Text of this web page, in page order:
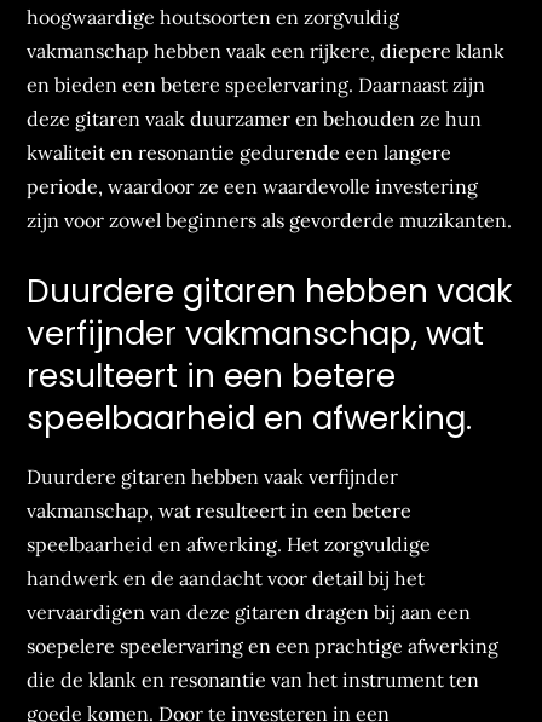
hoogwaardige houtsoorten en zorgvuldig
vakmanschap hebben vaak een rijkere, diepere klank
en bieden een betere speelervaring. Daarnaast zijn
deze gitaren vaak duurzamer en behouden ze hun
kwaliteit en resonantie gedurende een langere
periode, waardoor ze een waardevolle investering
zijn voor zowel beginners als gevorderde muzikanten.
Duurdere gitaren hebben vaak
verfijnder vakmanschap, wat
resulteert in een betere
speelbaarheid en afwerking.
Duurdere gitaren hebben vaak verfijnder
vakmanschap, wat resulteert in een betere
speelbaarheid en afwerking. Het zorgvuldige
handwerk en de aandacht voor detail bij het
vervaardigen van deze gitaren dragen bij aan een
soepelere speelervaring en een prachtige afwerking
die de klank en resonantie van het instrument ten
goede komen. Door te investeren in een